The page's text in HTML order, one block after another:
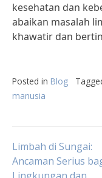
kesehatan dan
abaikan masalah
khawatir dan
Posted in Blog
manusia
Post
Limbah di Sungai:
Ancaman Serius